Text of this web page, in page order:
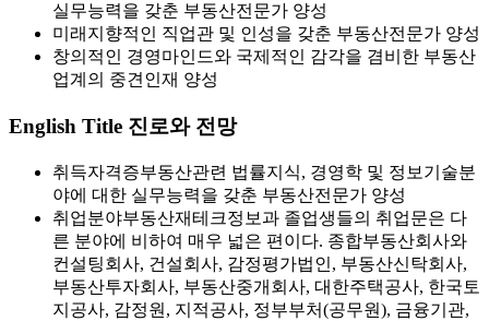
실무능력을 갖춘 부동산전문가 양성
미래지향적인 직업관 및 인성을 갖춘 부동산전문가 양성
창의적인 경영마인드와 국제적인 감각을 겸비한 부동산
업계의 중견인재 양성
English Title 진로와 전망
취득자격증부동산관련 법률지식, 경영학 및 정보기술분
야에 대한 실무능력을 갖춘 부동산전문가 양성
취업분야부동산재테크정보과 졸업생들의 취업문은 다
른 분야에 비하여 매우 넓은 편이다. 종합부동산회사와
컨설팅회사, 건설회사, 감정평가법인, 부동산신탁회사,
부동산투자회사, 부동산중개회사, 대한주택공사, 한국토
지공사, 감정원, 지적공사, 정부부처(공무원), 금융기관,